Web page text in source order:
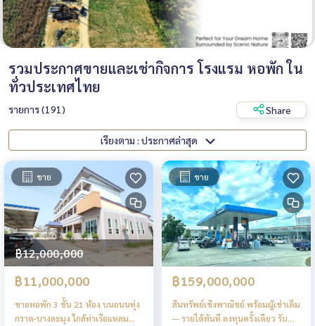
รวมประกาศขายและเช่ากิจการ โรงแรม หอพัก ใน
ทั่วประเทศไทย
รายการ (191) Share
เรียงตาม : ประกาศล่าสุด
ขาย
฿12,000,000
฿11,000,000
ขายหอพัก 3 ชั้น 21 ห้อง บนถนนทุ่ง
กราด-บางละมุง ใกล้ท่าเรือแหลม
ขาย
฿159,000,000
สินทรัพย์เชิงพาณิชย์ พร้อมผู้เช่าเต็ม
— รายได้ทันที ลงทุนครั้งเดียว รับ